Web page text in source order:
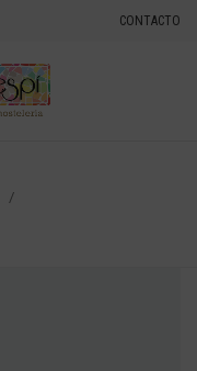
CONTACTO